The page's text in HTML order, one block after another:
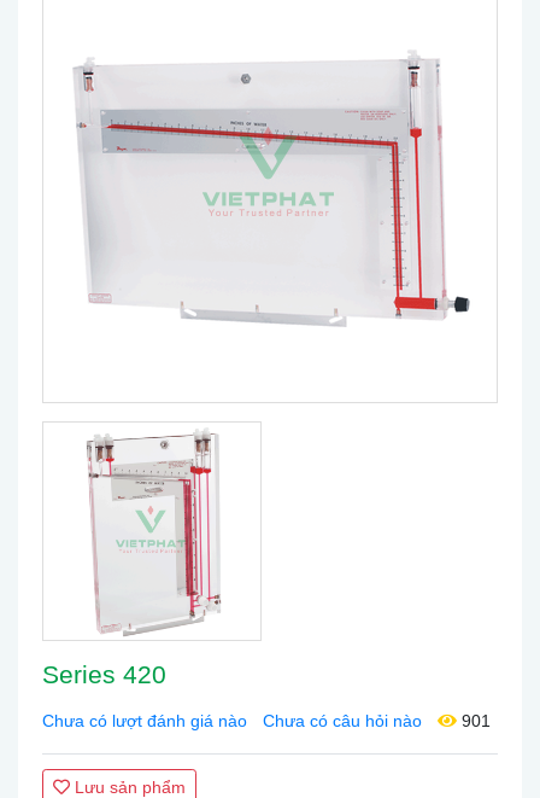
Series 420
Chưa có lượt đánh giá nào Chưa có câu hỏi nào 901
Lưu sản phẩm